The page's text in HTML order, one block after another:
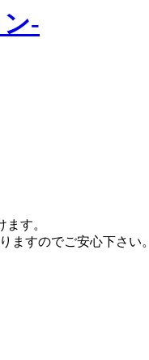
-
す。
ますのでご安心下さい。